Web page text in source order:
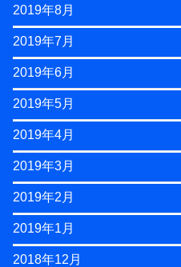
2019年8月
2019年7月
2019年6月
2019年5月
2019年4月
2019年3月
2019年2月
2019年1月
2018年12月